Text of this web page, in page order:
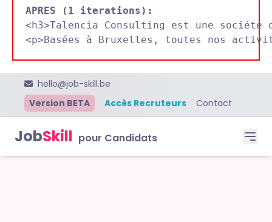
APRES (1 iterations):
<h3>Talencia Consulting est une
hello@job-skill.be
Version BETA
Accès Recruteurs Contact
JobSkill pour Candidats